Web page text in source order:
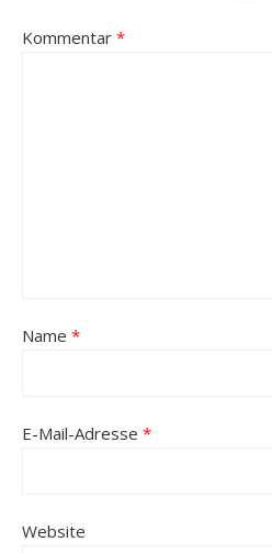
Kommentar *
Name *
E-Mail-Adresse *
Website